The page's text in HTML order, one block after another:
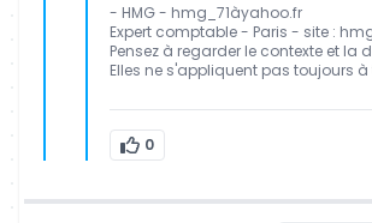
- HMG - hmg_71àyahoo.fr
Expert comptable - Paris - site :
Pensez à regarder le contexte et la
Elles ne s'appliquent pas toujours
0